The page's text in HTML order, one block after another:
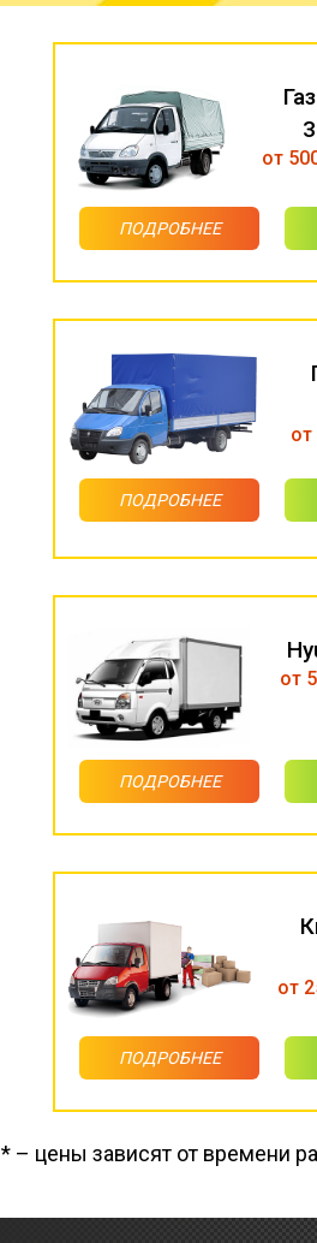
от
ПОДРОБНЕЕ
от
ПОДРОБНЕЕ
от
ПОДРОБНЕЕ
от
ПОДРОБНЕЕ
* – цены зависят от времени